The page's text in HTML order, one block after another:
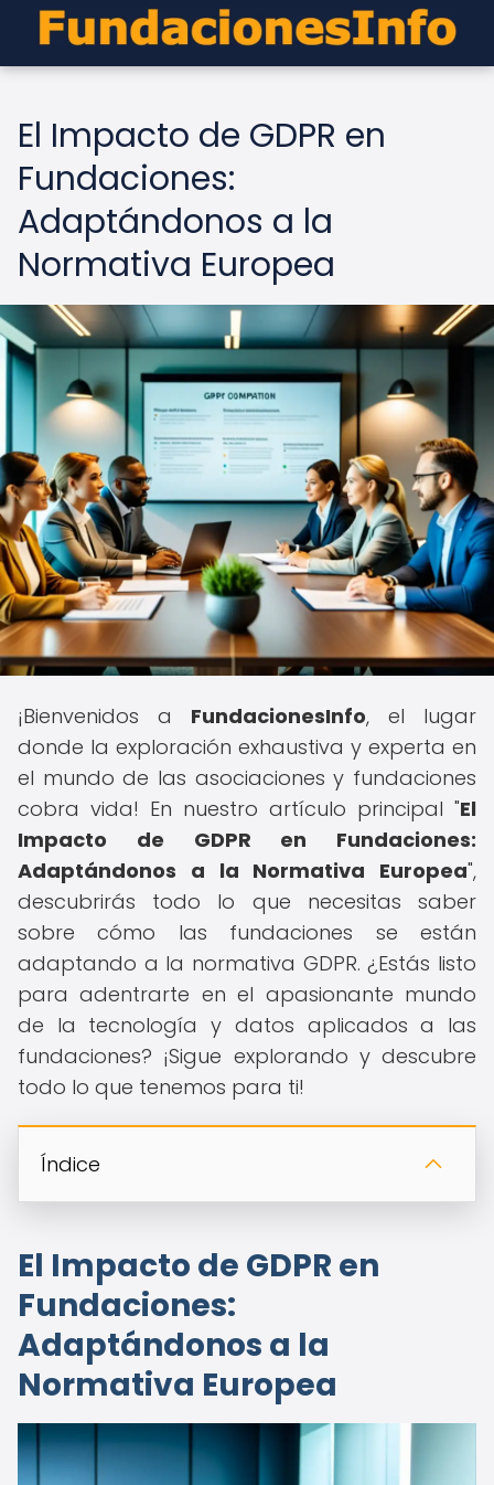
El Impacto de GDPR en
Fundaciones:
Adaptándonos a la
Normativa Europea
¡Bienvenidos a FundacionesInfo, el lugar
donde la exploración exhaustiva y experta en
el mundo de las asociaciones y fundaciones
cobra vida! En nuestro artículo principal "El
Impacto de GDPR en Fundaciones:
Adaptándonos a la Normativa Europea",
descubrirás todo lo que necesitas saber
sobre cómo las fundaciones se están
adaptando a la normativa GDPR. ¿Estás listo
para adentrarte en el apasionante mundo
de la tecnología y datos aplicados a las
fundaciones? ¡Sigue explorando y descubre
todo lo que tenemos para ti!
Índice
El Impacto de GDPR en
Fundaciones:
Adaptándonos a la
Normativa Europea